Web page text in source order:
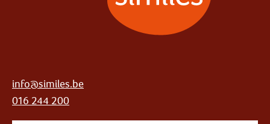
info@similes.be
016 244 200